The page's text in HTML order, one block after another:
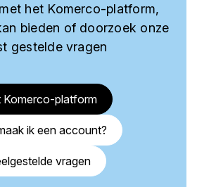
het Komerco-platform,
bieden of doorzoek onze
gestelde vragen
Komerco-platform
ik een account?
vragen